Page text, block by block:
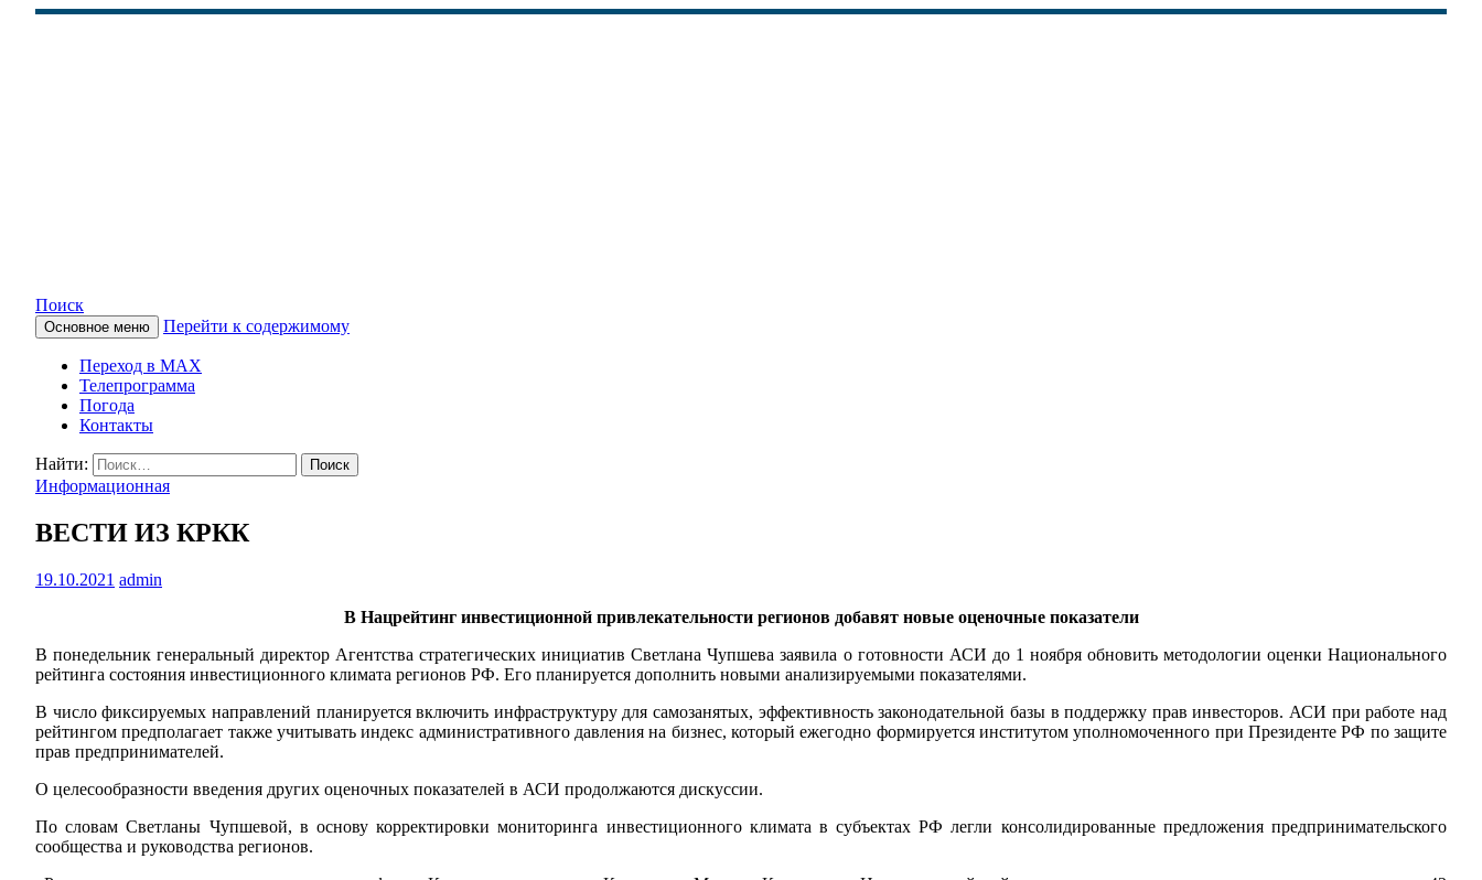
КАМЧАТСКОЕ ИНФОРМАЦИОННОЕ АГЕНТСТВО (КИА «ВЕСТИ»)
Поиск
Основное меню Перейти к содержимому
Переход в MAX
Телепрограмма
Погода
Контакты
Найти:
Информационная
ВЕСТИ ИЗ КРКК
19.10.2021 admin
В Нацрейтинг инвестиционной привлекательности регионов добавят новые оценочные показатели
В понедельник генеральный директор Агентства стратегических инициатив Светлана Чупшева заявила о готовности АСИ до 1 ноября обновить методологии оценки Национального
рейтинга состояния инвестиционного климата регионов РФ. Его планируется дополнить новыми анализируемыми показателями.
В число фиксируемых направлений планируется включить инфраструктуру для самозанятых, эффективность законодательной базы в поддержку прав инвесторов. АСИ при работе над
рейтингом предполагает также учитывать индекс административного давления на бизнес, который ежегодно формируется институтом уполномоченного при Президенте РФ по защите
прав предпринимателей.
О целесообразности введения других оценочных показателей в АСИ продолжаются дискуссии.
По словам Светланы Чупшевой, в основу корректировки мониторинга инвестиционного климата в субъектах РФ легли консолидированные предложения предпринимательского
сообщества и руководства регионов.